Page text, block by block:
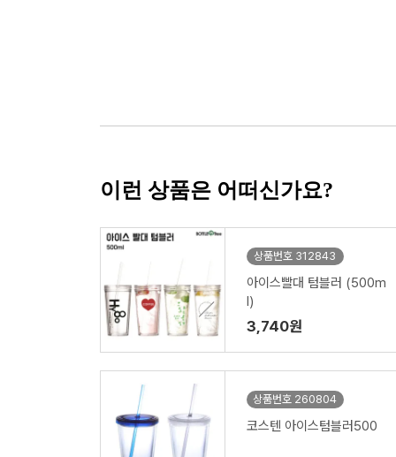
이런 상품은 어떠신가요?
상품번호 312843
아이스빨대 텀블러 (500m
l)
3,740원
상품번호 260804
코스텐 아이스텀블러500